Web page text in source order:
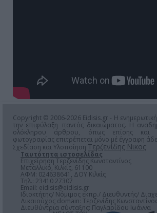
Copyright © 2006-2026 Eidisis.gr - Η
την επιφύλαξη παντός δικαιώματος. Η
ολόκληρου άρθρου, όπως επίσης και
φωτογραφίας επιτρέπεται μόνο μέ έγγραφη
Σχεδίαση και Υλοποίηση Τερζενίδης Νικος
Ταυτότητα ιστοσελίδας
Επιχείρηση Τερζενίδης Κωνσταντίνος
Μεταλλικό, Κιλκίς, 61100
ΑΦΜ: 024638641, ΔΟΥ Κιλκίς
Τηλ.: 23410 27307
Email: eidisis@eidisis.gr
Ιδιοκτήτης/ Νόμιμος εκπρ./ Διευθυντής/
Δικαιούχος domain: Τερζενίδης Κωνσταντίνος
Διευθύντρια σύνταξης: Παγλαρίδου Ιωάννα